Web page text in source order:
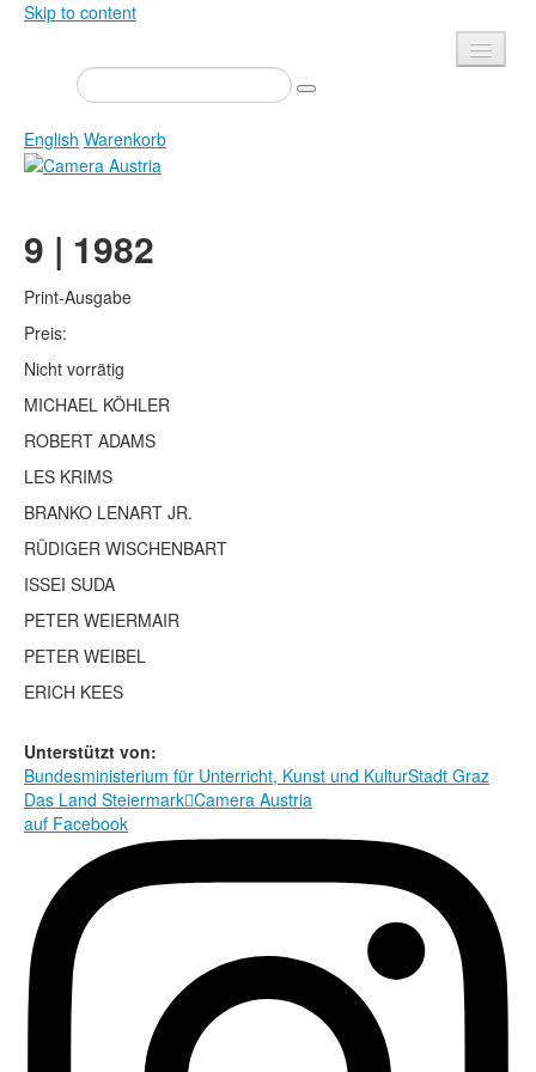
Skip to content
Presse
Veranstaltungen
Newsletter
Über uns
Ausschreibungen
Shop
Datenschutz
Mediadaten
English Warenkorb
Zeitschrift
Ausstellungen
Bücher
Edition
Bibliothek
Camera Austria Preis
Rechtliche Informationen
9 | 1982
Print-Ausgabe
Preis:
Nicht vorrätig
MICHAEL KÖHLER
ROBERT ADAMS
LES KRIMS
BRANKO LENART JR.
RÜDIGER WISCHENBART
ISSEI SUDA
PETER WEIERMAIR
PETER WEIBEL
ERICH KEES
Unterstützt von:
Bundesministerium für Unterricht, Kunst und KulturStadt Graz
Das Land SteiermarkCamera Austria
auf Facebook